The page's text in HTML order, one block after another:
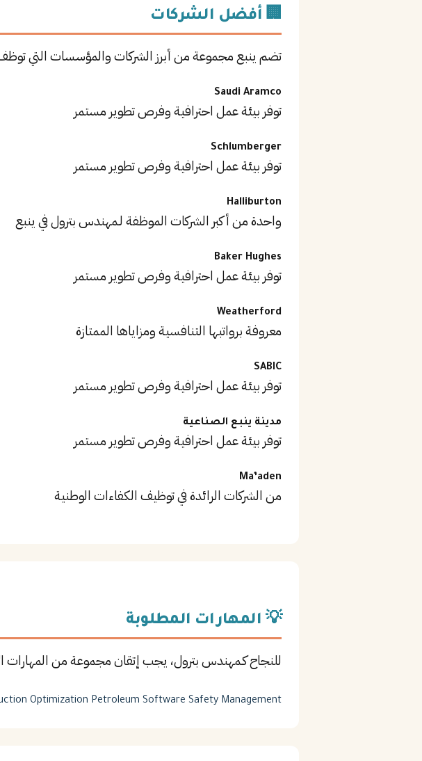
🏢 أفضل الشركات
تضم ينبع مجموعة من أبرز الشركات والمؤسسات التي
Saudi Aramco
توفر بيئة عمل احترافية وفرص تطوير مستمر
Schlumberger
توفر بيئة عمل احترافية وفرص تطوير مستمر
Halliburton
واحدة من أكبر الشركات الموظفة لـمهندس بترول في ينبع
Baker Hughes
توفر بيئة عمل احترافية وفرص تطوير مستمر
Weatherford
معروفة برواتبها التنافسية ومزاياها الممتازة
SABIC
توفر بيئة عمل احترافية وفرص تطوير مستمر
مدينة ينبع الصناعية
توفر بيئة عمل احترافية وفرص تطوير مستمر
Ma’aden
من الشركات الرائدة في توظيف الكفاءات الوطنية
💡 المهارات المطلوبة
للنجاح كـمهندس بترول، يجب إتقان مجموعة من
Optimization Petroleum Software Safety Management